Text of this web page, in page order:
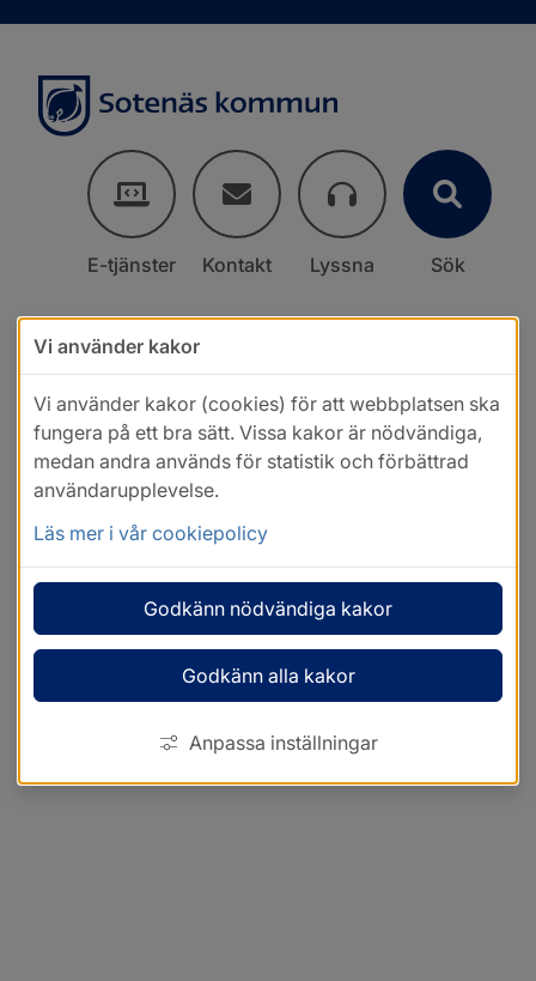
E-tjänster Kontakt Lyssna Sök
Vi använder kakor
Vi använder kakor (cookies) för att webbplatsen ska
fungera på ett bra sätt. Vissa kakor är nödvändiga,
medan andra används för statistik och förbättrad
användarupplevelse.
Läs mer i vår cookiepolicy
Godkänn nödvändiga kakor
Godkänn alla kakor
Anpassa inställningar